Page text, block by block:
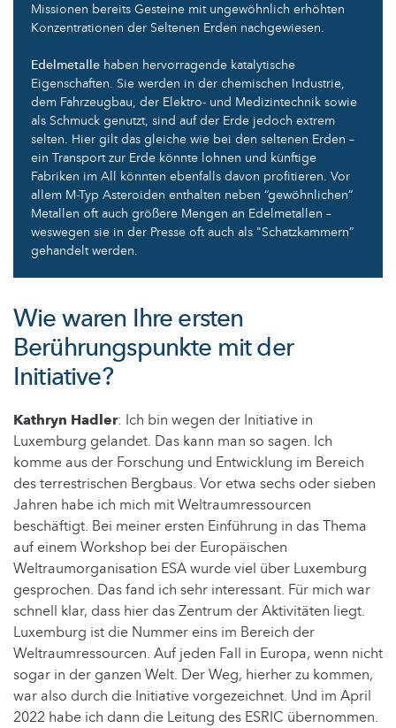
Missionen bereits Gesteine mit ungewöhnlich erhöhten
Konzentrationen der Seltenen Erden nachgewiesen.
Edelmetalle haben hervorragende katalytische
Eigenschaften. Sie werden in der chemischen Industrie,
dem Fahrzeugbau, der Elektro- und Medizintechnik sowie
als Schmuck genutzt, sind auf der Erde jedoch extrem
selten. Hier gilt das gleiche wie bei den seltenen Erden –
ein Transport zur Erde könnte lohnen und künftige
Fabriken im All könnten ebenfalls davon profitieren. Vor
allem M-Typ Asteroiden enthalten neben “gewöhnlichen”
Metallen oft auch größere Mengen an Edelmetallen –
weswegen sie in der Presse oft auch als "Schatzkammern”
gehandelt werden.
Wie waren Ihre ersten
Berührungspunkte mit der
Initiative?
Kathryn Hadler: Ich bin wegen der Initiative in
Luxemburg gelandet. Das kann man so sagen. Ich
komme aus der Forschung und Entwicklung im Bereich
des terrestrischen Bergbaus. Vor etwa sechs oder sieben
Jahren habe ich mich mit Weltraumressourcen
beschäftigt. Bei meiner ersten Einführung in das Thema
auf einem Workshop bei der Europäischen
Weltraumorganisation ESA wurde viel über Luxemburg
gesprochen. Das fand ich sehr interessant. Für mich war
schnell klar, dass hier das Zentrum der Aktivitäten liegt.
Luxemburg ist die Nummer eins im Bereich der
Weltraumressourcen. Auf jeden Fall in Europa, wenn nicht
sogar in der ganzen Welt. Der Weg, hierher zu kommen,
war also durch die Initiative vorgezeichnet. Und im April
2022 habe ich dann die Leitung des ESRIC übernommen.